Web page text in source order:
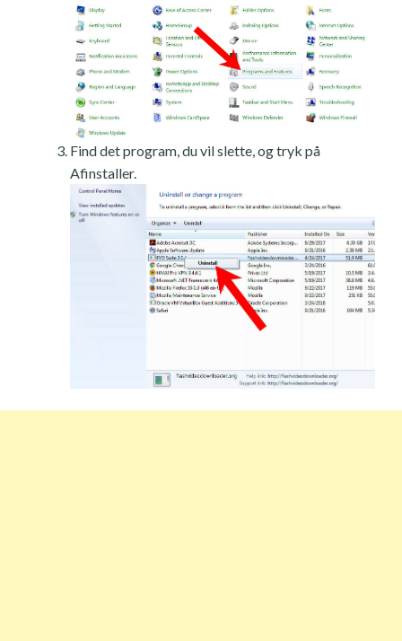
Find det program, du vil slette, og tryk på
Afinstaller.